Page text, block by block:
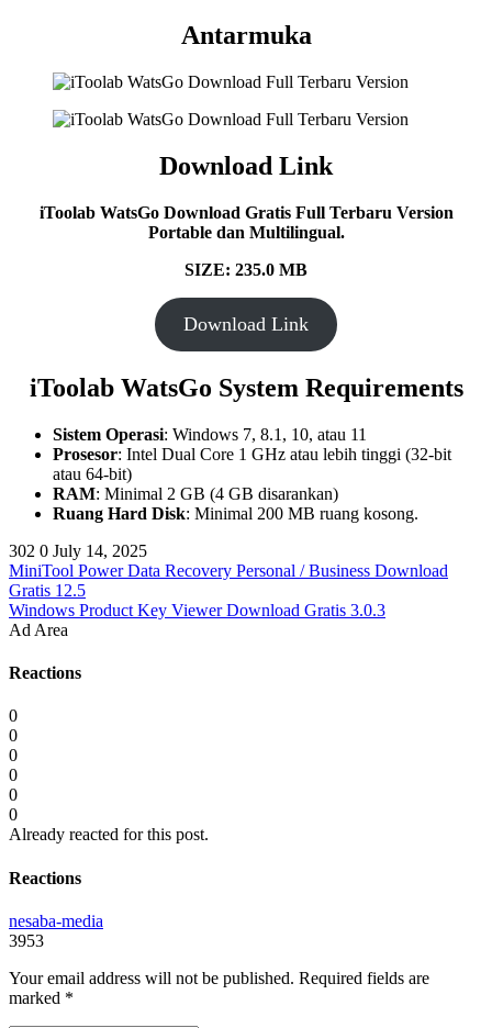
Antarmuka
Download Link
iToolab WatsGo Download Gratis Full Terbaru Version
Portable dan Multilingual.
SIZE: 235.0 MB
Download Link
iToolab WatsGo System Requirements
Sistem Operasi: Windows 7, 8.1, 10, atau 11
Prosesor: Intel Dual Core 1 GHz atau lebih tinggi (32-bit
atau 64-bit)
RAM: Minimal 2 GB (4 GB disarankan)
Ruang Hard Disk: Minimal 200 MB ruang kosong.
302 0 July 14, 2025
MiniTool Power Data Recovery Personal / Business Download
Gratis 12.5
Windows Product Key Viewer Download Gratis 3.0.3
Ad Area
Reactions
0
0
0
0
0
0
Already reacted for this post.
Reactions
nesaba-media
3953
Your email address will not be published. Required fields are
marked *